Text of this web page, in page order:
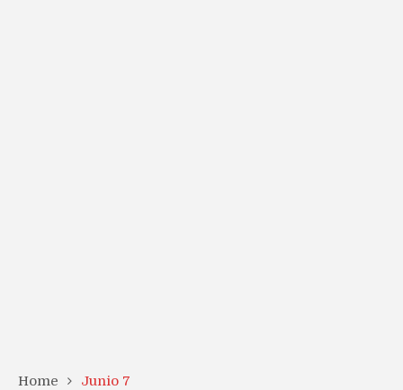
Home Junio 7